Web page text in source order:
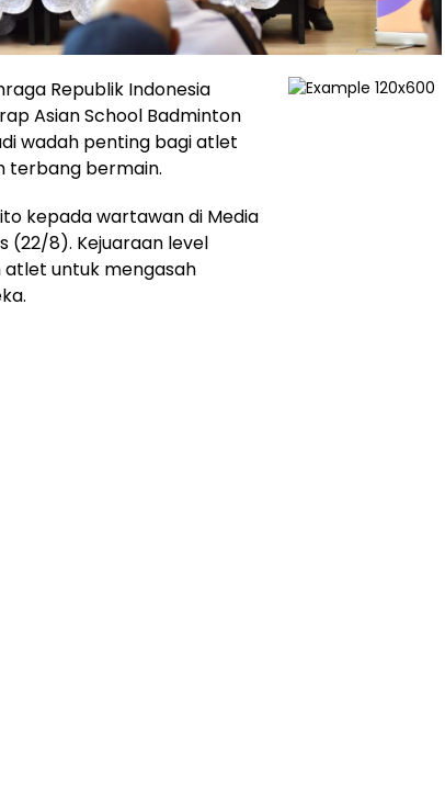
Republik Indonesia
Asian School Badminton
wadah penting bagi atlet
terbang bermain.
kepada wartawan di Media
(22/8). Kejuaraan level
untuk mengasah